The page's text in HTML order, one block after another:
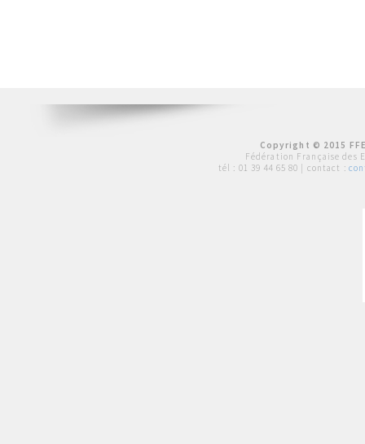
Copyright © 2015
Fédération Française des
tél : 01 39 44 65 80 | contact :